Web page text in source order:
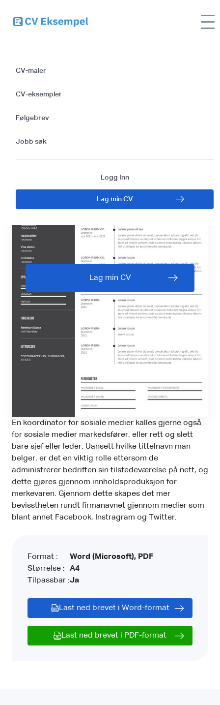
CV-maler
CV-eksempler
Følgebrev
Jobb søk
Logg Inn
Lag min CV
Manager for sosiale
medier CV
Lag min CV
En koordinator for sosiale medier kalles gjerne også
for sosiale medier markedsfører, eller rett og slett
bare sjef eller leder. Uansett hvilke tittelnavn man
belger, er det en viktig rolle ettersom de
administrerer bedriften sin tilstedeværelse på nett, og
dette gjøres gjennom innholdsproduksjon for
merkevaren. Gjennom dette skapes det mer
bevisstheten rundt firmanavnet gjennom medier som
blant annet Facebook, Instragram og Twitter.
Format :
Størrelse :
Tilpassbar :
Word (Microsoft), PDF
A4
Ja
Last ned brevet i Word-format
Last ned brevet i PDF-format